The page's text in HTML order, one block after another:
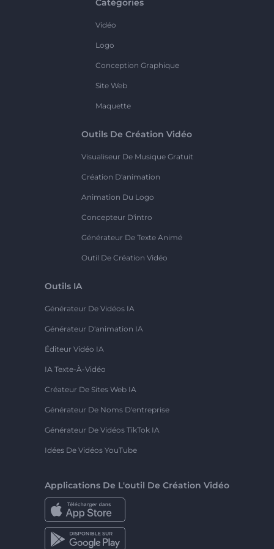
Catégories
Vidéo
Logo
Conception Graphique
Site Web
Maquette
Outils De Création Vidéo
Visualiseur De Musique Gratuit
Création D'animation
Animation Du Logo
Concepteur D'intro
Générateur De Texte Animé
Outil De Création Vidéo
Outils IA
Générateur De Vidéos IA
Générateur D'animation IA
Éditeur Vidéo IA
IA Texte-À-Vidéo
Créateur De Sites Web IA
Générateur De Noms D'entreprise
Générateur De Vidéos TikTok IA
Idées De Vidéos YouTube
Applications De L'outil De Création Vidéo